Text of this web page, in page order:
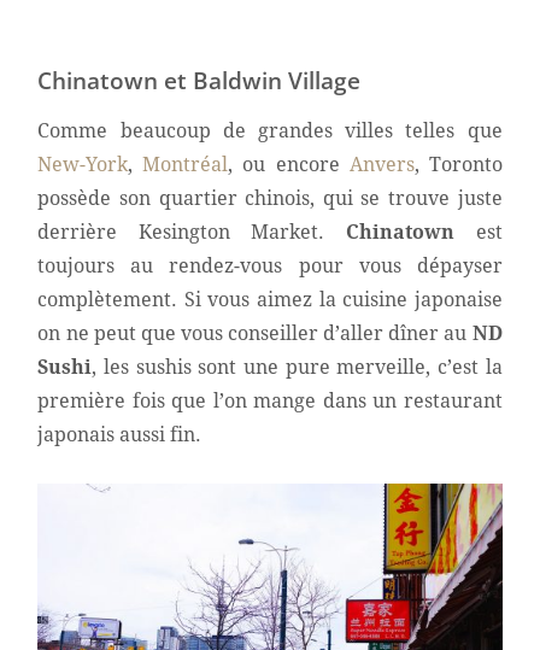
Chinatown et Baldwin Village
Comme beaucoup de grandes villes telles que
New-York,Montréal, ou encore Anvers, Toronto
possède son quartier chinois, qui se trouve juste
derrière Kesington Market. Chinatown est
toujours au rendez-vous pour vous dépayser
complètement. Si vous aimez la cuisine japonaise
on ne peut que vous conseiller d’aller dîner au ND
Sushi, les sushis sont une pure merveille, c’est la
première fois que l’on mange dans un restaurant
japonais aussi fin.